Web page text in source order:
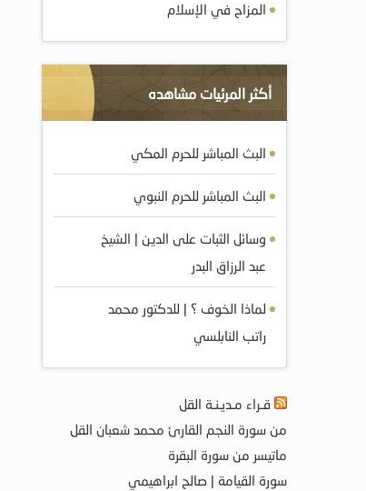
المزاح في الإسلام
أكثر المرئيات مشاهده
البث المباشر للحرم المكي
البث المباشر للحرم النبوي
وسائل الثبات على الدين | الشيخ
عبد الرزاق البدر
لماذا الخوف ؟ | للدكتور محمد
راتب النابلسي
قـراء مـديـنـة القل
من سورة النجم القارئ محمد شعبان القل
ماتيسر من سورة البقرة
سورة القيامة | صالح ابراهيمي